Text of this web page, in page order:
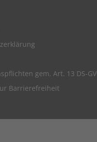
gem. Art. 13 DS-
Barrierefreiheit